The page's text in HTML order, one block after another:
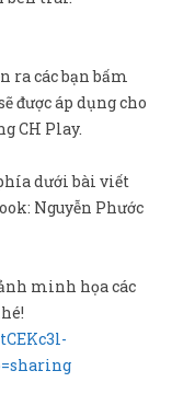
ra các bạn bấm
được áp dụng cho
CH Play.
dưới bài viết
Nguyễn Phước
minh họa các